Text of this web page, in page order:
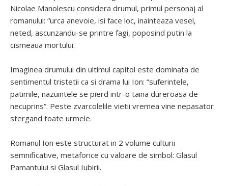
Nicolae Manolescu considera drumul, primul personaj al
romanului: “urca anevoie, isi face loc, inainteaza vesel,
neted, ascunzandu-se printre fagi, poposind putin la
cismeaua mortului.
Imaginea drumului din ultimul capitol este dominata de
sentimentul tristetii ca si drama lui Ion: “suferintele,
patimile, nazuintele se pierd intr-o taina dureroasa de
necuprins”. Peste zvarcolelile vietii vremea vine nepasator
stergand toate urmele.
Romanul Ion este structurat in 2 volume culturii
semnificative, metaforice cu valoare de simbol: Glasul
Pamantului si Glasul Iubirii.